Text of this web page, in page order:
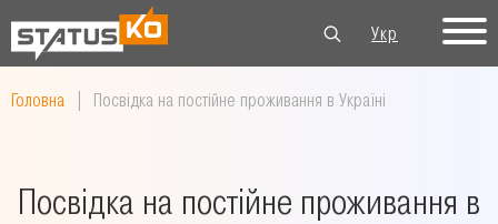
Укр
Рус
Eng
Головна Посвідка на постійне проживання в Україні
Посвідка на постійне проживання в